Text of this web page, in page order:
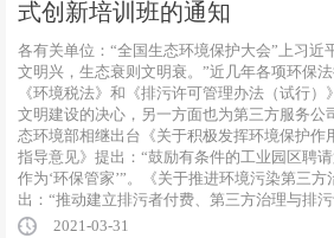
式创新培训班的通知
各有关单位：“全国生态环境保护大会”上习近
文明兴，生态衰则文明衰。”近几年各项环保
《环境税法》和《排污许可管理办法（试行
文明建设的决心，另一方面也为第三方服务公
态环境部相继出台《关于积极发挥环境保护作
指导意见》提出：“鼓励有条件的工业园区聘
作为‘环保管家’”。《关于推进环境污染第三
出：“推动建立排污者付费、第三方治理与排
2021-03-31